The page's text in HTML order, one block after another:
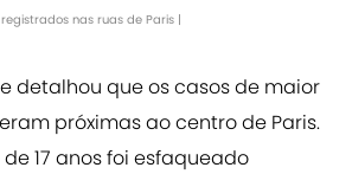
nas ruas de Paris |
detalhou que os casos de maior
próximas ao centro de Paris.
de17 anos foi esfaqueado